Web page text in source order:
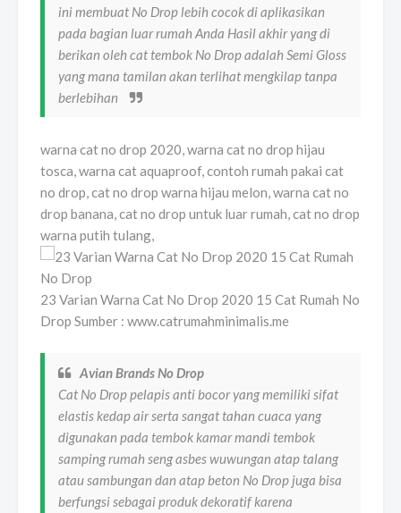
ini membuat No Drop lebih cocok di aplikasikan
pada bagian luar rumah Anda Hasil akhir yang di
berikan oleh cat tembok No Drop adalah Semi Gloss
yang mana tamilan akan terlihat mengkilap tanpa
berlebihan
warna cat no drop 2020, warna cat no drop hijau
tosca, warna cat aquaproof, contoh rumah pakai cat
no drop, cat no drop warna hijau melon, warna cat no
drop banana, cat no drop untuk luar rumah, cat no drop
warna putih tulang,
23 Varian Warna Cat No Drop 2020 15 Cat Rumah No
Drop Sumber : www.catrumahminimalis.me
Avian Brands No Drop
Cat No Drop pelapis anti bocor yang memiliki sifat
elastis kedap air serta sangat tahan cuaca yang
digunakan pada tembok kamar mandi tembok
samping rumah seng asbes wuwungan atap talang
atau sambungan dan atap beton No Drop juga bisa
berfungsi sebagai produk dekoratif karena